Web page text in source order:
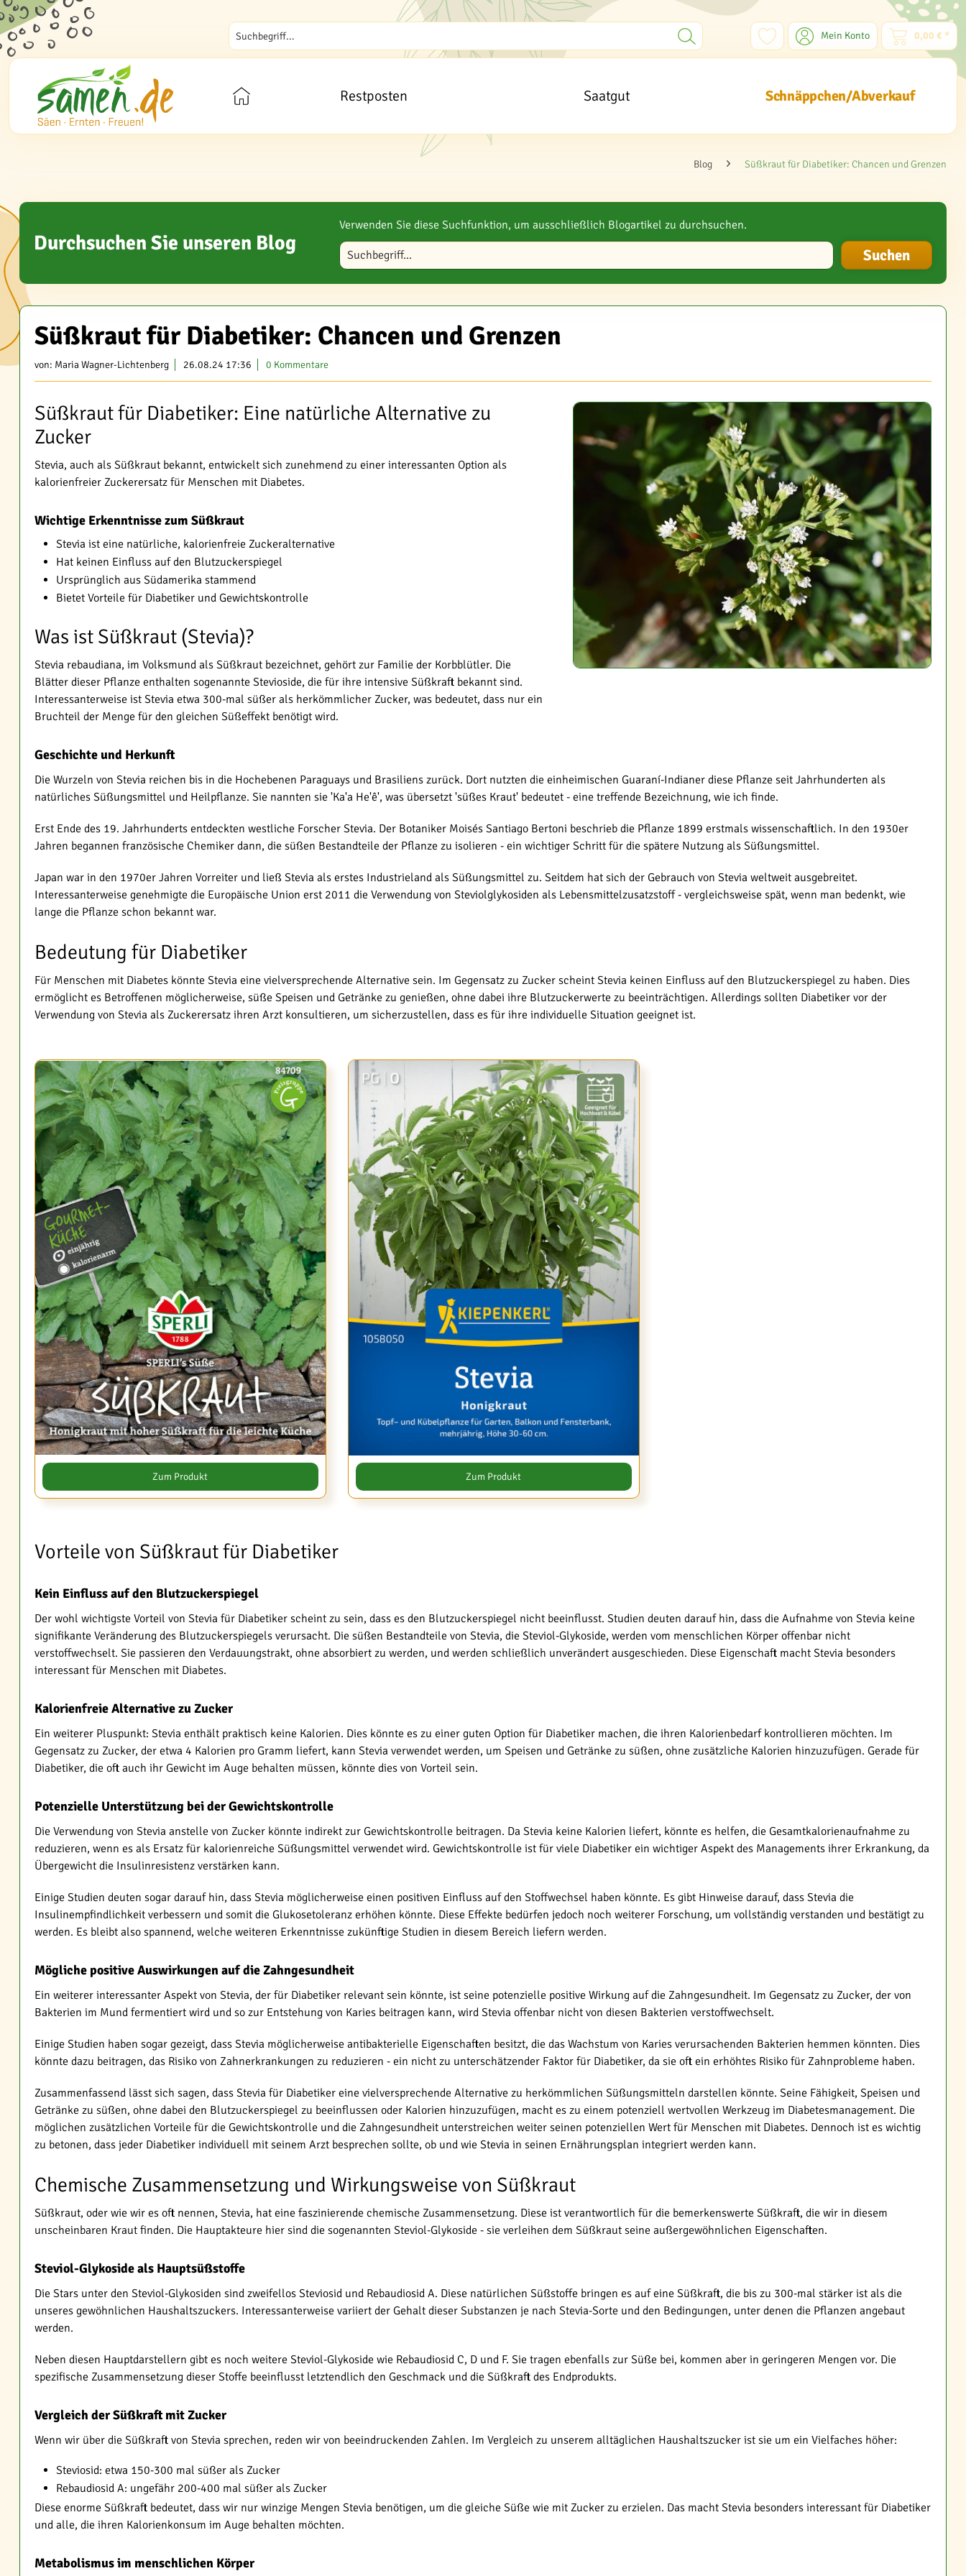
Mein Konto 0,00 € *
Restposten Saatgut Schnäppchen/Abverkauf
Blog Süßkraut für Diabetiker: Chancen und Grenzen
Durchsuchen Sie unseren Blog
Verwenden Sie diese Suchfunktion, um ausschließlich Blogartikel zu durchsuchen.
Blog durchsuchen
Süßkraut für Diabetiker: Chancen und Grenzen
von: Maria Wagner-Lichtenberg 26.08.24 17:36 0 Kommentare
Süßkraut für Diabetiker: Eine natürliche Alternative zu
Zucker
Stevia, auch als Süßkraut bekannt, entwickelt sich zunehmend zu einer interessanten Option als
kalorienfreier Zuckerersatz für Menschen mit Diabetes.
Wichtige Erkenntnisse zum Süßkraut
Stevia ist eine natürliche, kalorienfreie Zuckeralternative
Hat keinen Einfluss auf den Blutzuckerspiegel
Ursprünglich aus Südamerika stammend
Bietet Vorteile für Diabetiker und Gewichtskontrolle
Was ist Süßkraut (Stevia)?
Stevia rebaudiana, im Volksmund als Süßkraut bezeichnet, gehört zur Familie der Korbblütler. Die
Blätter dieser Pflanze enthalten sogenannte Stevioside, die für ihre intensive Süßkraft bekannt sind.
Interessanterweise ist Stevia etwa 300-mal süßer als herkömmlicher Zucker, was bedeutet, dass nur ein
Bruchteil der Menge für den gleichen Süßeffekt benötigt wird.
Geschichte und Herkunft
Die Wurzeln von Stevia reichen bis in die Hochebenen Paraguays und Brasiliens zurück. Dort nutzten die einheimischen Guaraní-Indianer diese Pflanze seit Jahrhunderten als
natürliches Süßungsmittel und Heilpflanze. Sie nannten sie 'Ka'a He'ê', was übersetzt 'süßes Kraut' bedeutet - eine treffende Bezeichnung, wie ich finde.
Erst Ende des 19. Jahrhunderts entdeckten westliche Forscher Stevia. Der Botaniker Moisés Santiago Bertoni beschrieb die Pflanze 1899 erstmals wissenschaftlich. In den 1930er
Jahren begannen französische Chemiker dann, die süßen Bestandteile der Pflanze zu isolieren - ein wichtiger Schritt für die spätere Nutzung als Süßungsmittel.
Japan war in den 1970er Jahren Vorreiter und ließ Stevia als erstes Industrieland als Süßungsmittel zu. Seitdem hat sich der Gebrauch von Stevia weltweit ausgebreitet.
Interessanterweise genehmigte die Europäische Union erst 2011 die Verwendung von Steviolglykosiden als Lebensmittelzusatzstoff - vergleichsweise spät, wenn man bedenkt, wie
lange die Pflanze schon bekannt war.
Bedeutung für Diabetiker
Für Menschen mit Diabetes könnte Stevia eine vielversprechende Alternative sein. Im Gegensatz zu Zucker scheint Stevia keinen Einfluss auf den Blutzuckerspiegel zu haben. Dies
ermöglicht es Betroffenen möglicherweise, süße Speisen und Getränke zu genießen, ohne dabei ihre Blutzuckerwerte zu beeinträchtigen. Allerdings sollten Diabetiker vor der
Verwendung von Stevia als Zuckerersatz ihren Arzt konsultieren, um sicherzustellen, dass es für ihre individuelle Situation geeignet ist.
Zum Produkt Zum Produkt
Vorteile von Süßkraut für Diabetiker
Kein Einfluss auf den Blutzuckerspiegel
Der wohl wichtigste Vorteil von Stevia für Diabetiker scheint zu sein, dass es den Blutzuckerspiegel nicht beeinflusst. Studien deuten darauf hin, dass die Aufnahme von Stevia keine
signifikante Veränderung des Blutzuckerspiegels verursacht. Die süßen Bestandteile von Stevia, die Steviol-Glykoside, werden vom menschlichen Körper offenbar nicht
verstoffwechselt. Sie passieren den Verdauungstrakt, ohne absorbiert zu werden, und werden schließlich unverändert ausgeschieden. Diese Eigenschaft macht Stevia besonders
interessant für Menschen mit Diabetes.
Kalorienfreie Alternative zu Zucker
Ein weiterer Pluspunkt: Stevia enthält praktisch keine Kalorien. Dies könnte es zu einer guten Option für Diabetiker machen, die ihren Kalorienbedarf kontrollieren möchten. Im
Gegensatz zu Zucker, der etwa 4 Kalorien pro Gramm liefert, kann Stevia verwendet werden, um Speisen und Getränke zu süßen, ohne zusätzliche Kalorien hinzuzufügen. Gerade für
Diabetiker, die oft auch ihr Gewicht im Auge behalten müssen, könnte dies von Vorteil sein.
Potenzielle Unterstützung bei der Gewichtskontrolle
Die Verwendung von Stevia anstelle von Zucker könnte indirekt zur Gewichtskontrolle beitragen. Da Stevia keine Kalorien liefert, könnte es helfen, die Gesamtkalorienaufnahme zu
reduzieren, wenn es als Ersatz für kalorienreiche Süßungsmittel verwendet wird. Gewichtskontrolle ist für viele Diabetiker ein wichtiger Aspekt des Managements ihrer Erkrankung, da
Übergewicht die Insulinresistenz verstärken kann.
Einige Studien deuten sogar darauf hin, dass Stevia möglicherweise einen positiven Einfluss auf den Stoffwechsel haben könnte. Es gibt Hinweise darauf, dass Stevia die
Insulinempfindlichkeit verbessern und somit die Glukosetoleranz erhöhen könnte. Diese Effekte bedürfen jedoch noch weiterer Forschung, um vollständig verstanden und bestätigt zu
werden. Es bleibt also spannend, welche weiteren Erkenntnisse zukünftige Studien in diesem Bereich liefern werden.
Mögliche positive Auswirkungen auf die Zahngesundheit
Ein weiterer interessanter Aspekt von Stevia, der für Diabetiker relevant sein könnte, ist seine potenzielle positive Wirkung auf die Zahngesundheit. Im Gegensatz zu Zucker, der von
Bakterien im Mund fermentiert wird und so zur Entstehung von Karies beitragen kann, wird Stevia offenbar nicht von diesen Bakterien verstoffwechselt.
Einige Studien haben sogar gezeigt, dass Stevia möglicherweise antibakterielle Eigenschaften besitzt, die das Wachstum von Karies verursachenden Bakterien hemmen könnten. Dies
könnte dazu beitragen, das Risiko von Zahnerkrankungen zu reduzieren - ein nicht zu unterschätzender Faktor für Diabetiker, da sie oft ein erhöhtes Risiko für Zahnprobleme haben.
Zusammenfassend lässt sich sagen, dass Stevia für Diabetiker eine vielversprechende Alternative zu herkömmlichen Süßungsmitteln darstellen könnte. Seine Fähigkeit, Speisen und
Getränke zu süßen, ohne dabei den Blutzuckerspiegel zu beeinflussen oder Kalorien hinzuzufügen, macht es zu einem potenziell wertvollen Werkzeug im Diabetesmanagement. Die
möglichen zusätzlichen Vorteile für die Gewichtskontrolle und die Zahngesundheit unterstreichen weiter seinen potenziellen Wert für Menschen mit Diabetes. Dennoch ist es wichtig
zu betonen, dass jeder Diabetiker individuell mit seinem Arzt besprechen sollte, ob und wie Stevia in seinen Ernährungsplan integriert werden kann.
Chemische Zusammensetzung und Wirkungsweise von Süßkraut
Süßkraut, oder wie wir es oft nennen, Stevia, hat eine faszinierende chemische Zusammensetzung. Diese ist verantwortlich für die bemerkenswerte Süßkraft, die wir in diesem
unscheinbaren Kraut finden. Die Hauptakteure hier sind die sogenannten Steviol-Glykoside - sie verleihen dem Süßkraut seine außergewöhnlichen Eigenschaften.
Steviol-Glykoside als Hauptsüßstoffe
Die Stars unter den Steviol-Glykosiden sind zweifellos Steviosid und Rebaudiosid A. Diese natürlichen Süßstoffe bringen es auf eine Süßkraft, die bis zu 300-mal stärker ist als die
unseres gewöhnlichen Haushaltszuckers. Interessanterweise variiert der Gehalt dieser Substanzen je nach Stevia-Sorte und den Bedingungen, unter denen die Pflanzen angebaut
werden.
Neben diesen Hauptdarstellern gibt es noch weitere Steviol-Glykoside wie Rebaudiosid C, D und F. Sie tragen ebenfalls zur Süße bei, kommen aber in geringeren Mengen vor. Die
spezifische Zusammensetzung dieser Stoffe beeinflusst letztendlich den Geschmack und die Süßkraft des Endprodukts.
Vergleich der Süßkraft mit Zucker
Wenn wir über die Süßkraft von Stevia sprechen, reden wir von beeindruckenden Zahlen. Im Vergleich zu unserem alltäglichen Haushaltszucker ist sie um ein Vielfaches höher:
Steviosid: etwa 150-300 mal süßer als Zucker
Rebaudiosid A: ungefähr 200-400 mal süßer als Zucker
Diese enorme Süßkraft bedeutet, dass wir nur winzige Mengen Stevia benötigen, um die gleiche Süße wie mit Zucker zu erzielen. Das macht Stevia besonders interessant für Diabetiker
und alle, die ihren Kalorienkonsum im Auge behalten möchten.
Metabolismus im menschlichen Körper